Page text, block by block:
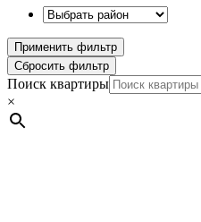
Поиск квартиры
×